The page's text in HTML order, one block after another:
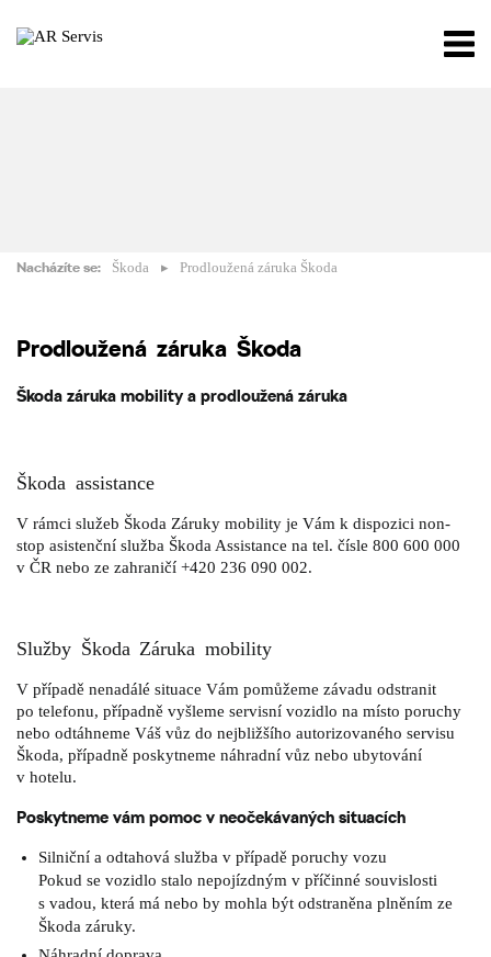
Nacházíte se: Škoda Prodloužená záruka Škoda
Prodloužená záruka Škoda
Škoda záruka mobility a prodloužená záruka
Škoda assistance
V rámci služeb Škoda Záruky mobility je Vám k dispozici non-
stop asistenční služba Škoda Assistance na tel. čísle 800 600 000
v ČR nebo ze zahraničí +420 236 090 002.
Služby Škoda Záruka mobility
V případě nenadálé situace Vám pomůžeme závadu odstranit
po telefonu, případně vyšleme servisní vozidlo na místo poruchy
nebo odtáhneme Váš vůz do nejbližšího autorizovaného servisu
Škoda, případně poskytneme náhradní vůz nebo ubytování
v hotelu.
Poskytneme vám pomoc v neočekávaných situacích
Silniční a odtahová služba v případě poruchy vozu
Pokud se vozidlo stalo nepojízdným v příčinné souvislosti
s vadou, která má nebo by mohla být odstraněna plněním ze
Škoda záruky.